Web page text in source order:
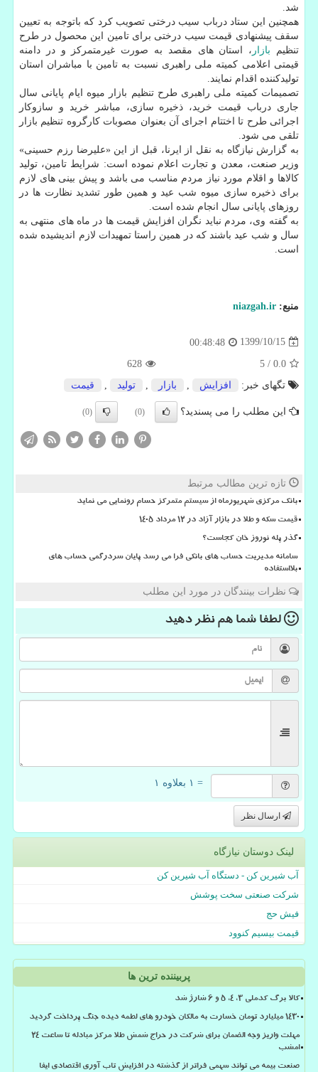
شد.
همچنین این ستاد درباب سیب درختی تصویب کرد که باتوجه به تعیین
سقف پیشنهادی قیمت سیب درختی برای تامین این محصول در طرح
تنظیم بازار ، استان های مقصد به صورت غیرمتمرکز و در دامنه
قیمتی اعلامی کمیته ملی راهبری نسبت به تامین با مباشران استان
تولیدکننده اقدام نمایند.
تصمیمات کمیته ملی راهبری طرح تنظیم بازار میوه ایام پایانی سال
جاری درباب قیمت خرید، ذخیره سازی، مباشر خرید و سازوکار
اجرائی طرح تا اختتام اجرای آن بعنوان مصوبات کارگروه تنظیم بازار
تلقی می شود.
به گزارش نیازگاه به نقل از ایرنا، قبل از این «علیرضا رزم حسینی»
وزیر صنعت، معدن و تجارت اعلام نموده است: شرایط تامین، تولید
کالاها و اقلام مورد نیاز مردم مناسب می باشد و پیش بینی های لازم
برای ذخیره سازی میوه شب عید و همین طور تشدید نظارت ها در
روزهای پایانی سال انجام شده است.
به گفته وی، مردم نباید نگران افزایش قیمت ها در ماه های منتهی به
سال و شب عید باشند که در همین راستا تمهیدات لازم اندیشیده شده
است.
منبع: niazgah.ir
1399/10/15
00:48:48
0.0
/
5
628
تگهای خبر:
افزایش بازار تولید قیمت
این مطلب را می پسندید؟ (0)
(0)
تازه ترین مطالب مرتبط
بانک مرکزی شهریورماه از سیستم متمرکز حسام رونمایی می نماید
قیمت سکه و طلا در بازار آزاد در ۱۲ مرداد ۱۴۰۵
گذر پله نوروز خان کجاست؟
سامانه مدیریت حساب های بانکی فرا می رسد پایان سردرگمی حساب های
بلااستفاده
نظرات بینندگان در مورد این مطلب
لطفا شما همنظر دهید
= ۱ بعلاوه ۱
ارسال نظر
لینک دوستان نیازگاه
آب شیرین کن - دستگاه آب شیرین کن
شرکت صنعتی سخت پوشش
فیش حج
قیمت بیسیم کنوود
پربیننده ترین ها
کالا برگ کدملی 3، 4، 5 و 6 شارژ شد
۱۴۳۰ میلیارد تومان خسارت به مالکان خودرو های لطمه دیده جنگ پرداخت گردید
مهلت واریز وجه الضمان برای شرکت در حراج شمش طلا مرکز مبادله تا ساعت ۲۴
امشب
صنعت بیمه می تواند سهمی فراتر از گذشته در افزایش تاب آوری اقتصادی ایفا